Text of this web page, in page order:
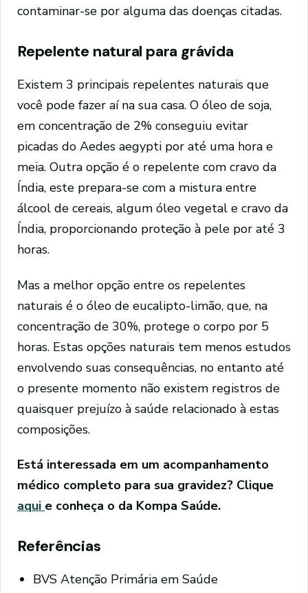
contaminar-se por alguma das doenças citadas.
Repelente natural para grávida
Existem 3 principais repelentes naturais que
você pode fazer aí na sua casa. O óleo de soja,
em concentração de 2% conseguiu evitar
picadas do Aedes aegypti por até uma hora e
meia. Outra opção é o repelente com cravo da
Índia, este prepara-se com a mistura entre
álcool de cereais, algum óleo vegetal e cravo da
Índia, proporcionando proteção à pele por até 3
horas.
Mas a melhor opção entre os repelentes
naturais é o óleo de eucalipto-limão, que, na
concentração de 30%, protege o corpo por 5
horas. Estas opções naturais tem menos estudos
envolvendo suas consequências, no entanto até
o presente momento não existem registros de
quaisquer prejuízo à saúde relacionado à estas
composições.
Está interessada em um acompanhamento
médico completo para sua gravidez? Clique
aqui e conheça o da Kompa Saúde.
Referências
BVS Atenção Primária em Saúde